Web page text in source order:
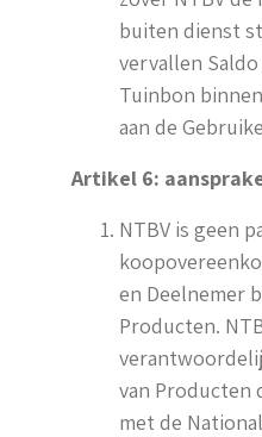
buiten dienst
vervallen
Tuinbon
aan de
Artikel 6:
NTBV is geen
en Deelnemer
Producten.
van Producten
met de